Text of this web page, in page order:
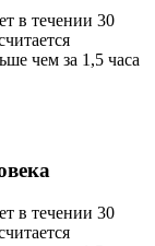
в течении 30
чем за 1,5 часа
в течении 30